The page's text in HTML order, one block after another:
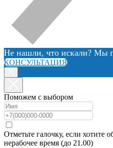
Не нашли, что искали? Мы
КОНСУЛЬТАЦИЯ
Поможем с выбором
Отметьте галочку, если хотите
нерабочее время (до 21.00)